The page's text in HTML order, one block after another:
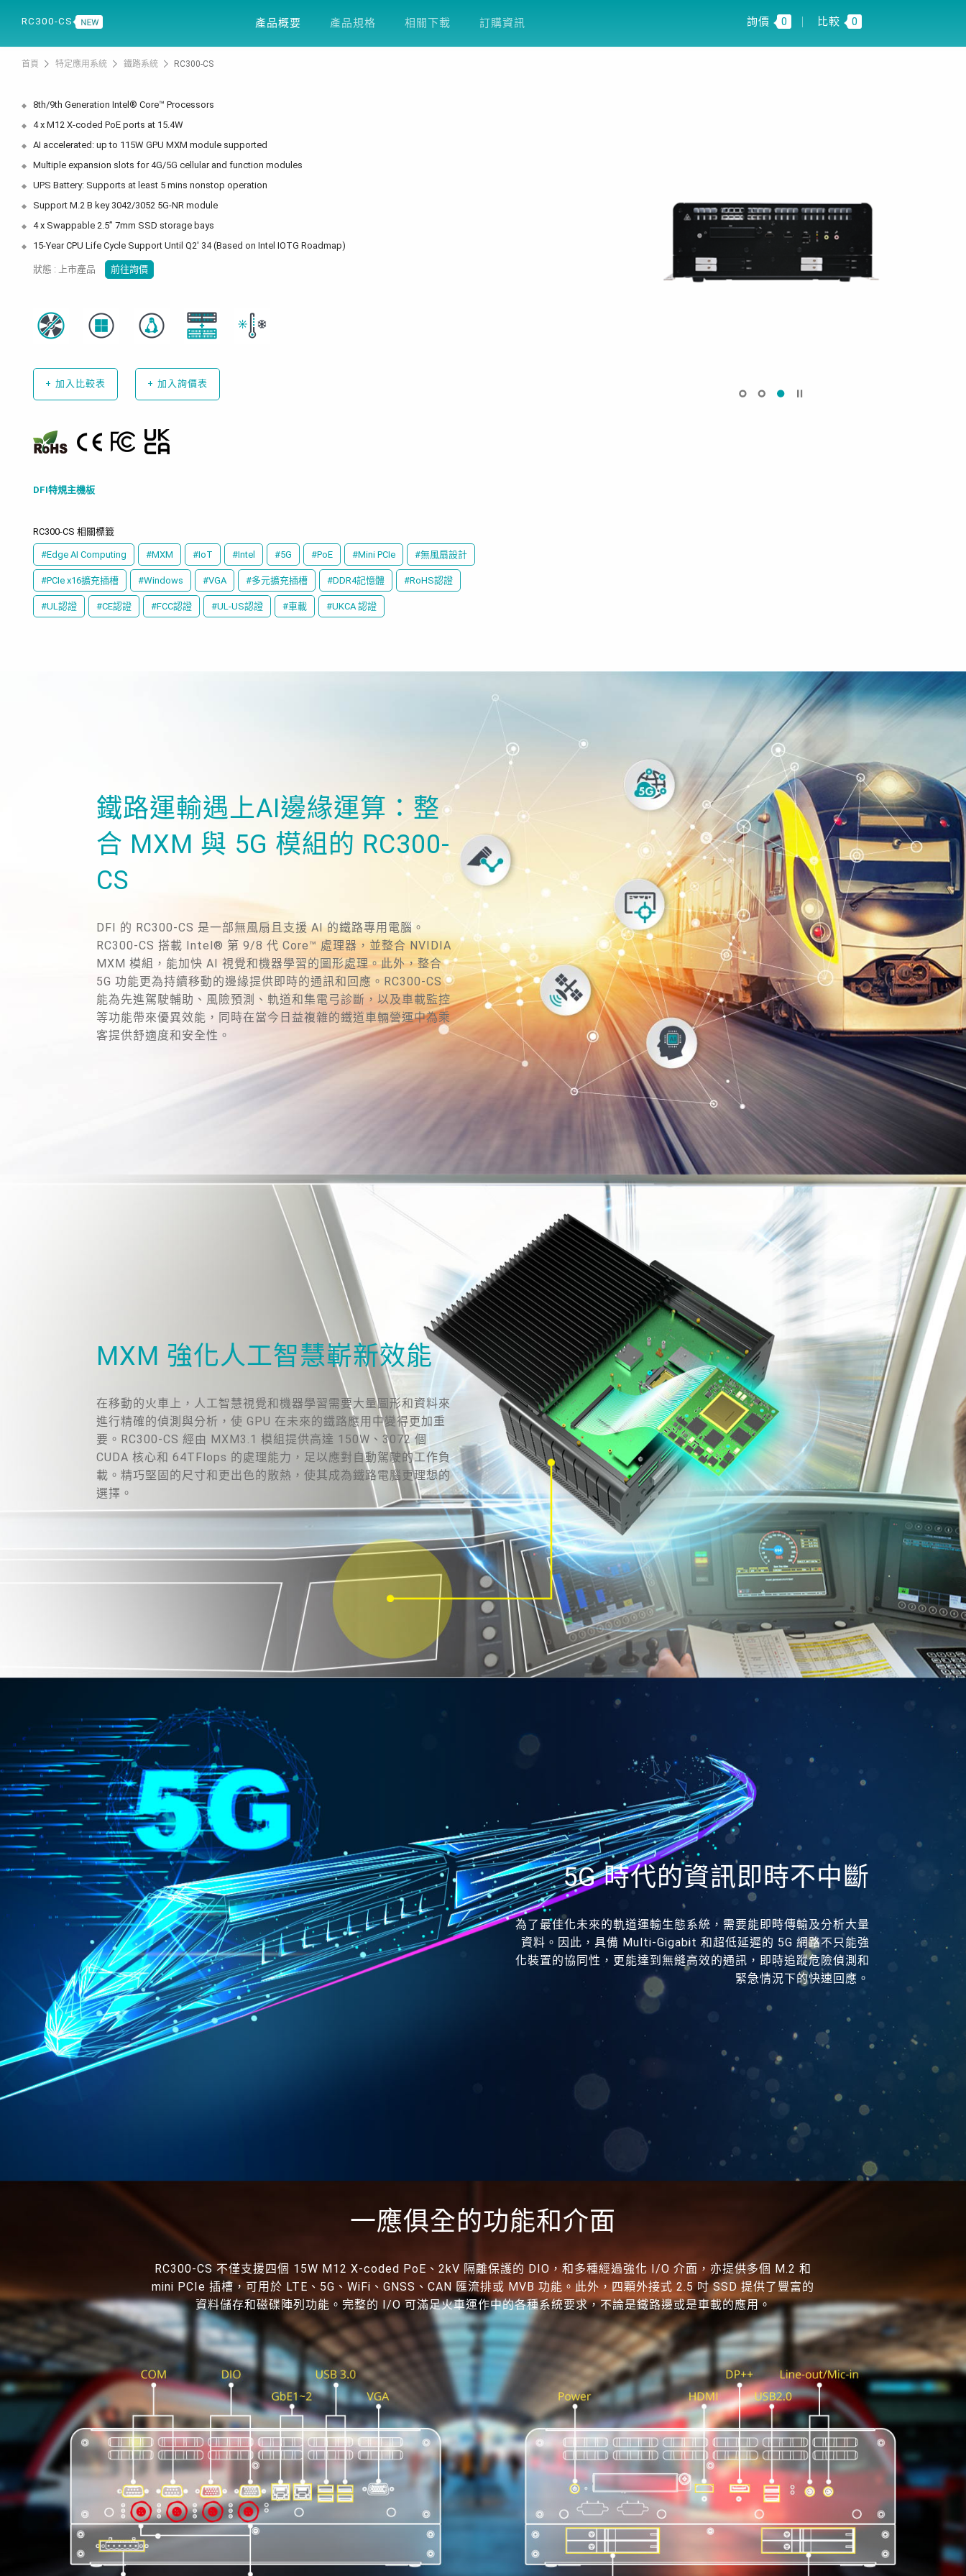
解決方案 產品支援 關於友通
RC300-CS 產品概要 產品規格 相關下載 訂購資訊 詢價 0 比較 0
首頁 特定應用系統 鐵路系統 RC300-CS
8th/9th Generation Intel® Core™ Processors
4 x M12 X-coded PoE ports at 15.4W
AI accelerated: up to 115W GPU MXM module supported
Multiple expansion slots for 4G/5G cellular and function modules
UPS Battery: Supports at least 5 mins nonstop operation
Support M.2 B key 3042/3052 5G-NR module
4 x Swappable 2.5” 7mm SSD storage bays
15-Year CPU Life Cycle Support Until Q2' 34 (Based on Intel IOTG Roadmap)
狀態 : 上市產品 前往詢價
+ 加入比較表 + 加入詢價表
DFI特規主機板
RC300-CS 相關標籤
#Edge AI Computing #MXM #IoT #Intel #5G #PoE #Mini PCIe #無風扇設計
#PCIe x16擴充插槽 #Windows #VGA #多元擴充插槽 #DDR4記憶體 #RoHS認證
#UL認證 #CE認證 #FCC認證 #UL-US認證 #車載 #UKCA 認證
鐵路運輸遇上AI邊緣運算：整
合 MXM 與 5G 模組的 RC300-
CS
DFI 的 RC300-CS 是一部無風扇且支援 AI 的鐵路專用電腦。
RC300-CS 搭載 Intel® 第 9/8 代 Core™ 處理器，並整合 NVIDIA
MXM 模組，能加快 AI 視覺和機器學習的圖形處理。此外，整合
5G 功能更為持續移動的邊緣提供即時的通訊和回應。RC300-CS
能為先進駕駛輔助、風險預測、軌道和集電弓診斷，以及車載監控
等功能帶來優異效能，同時在當今日益複雜的鐵道車輛營運中為乘
客提供舒適度和安全性。
MXM 強化人工智慧嶄新效能
在移動的火車上，人工智慧視覺和機器學習需要大量圖形和資料來
進行精確的偵測與分析，使 GPU 在未來的鐵路應用中變得更加重
要。RC300-CS 經由 MXM3.1 模組提供高達 150W、3072 個
CUDA 核心和 64TFlops 的處理能力，足以應對自動駕駛的工作負
載。精巧堅固的尺寸和更出色的散熱，使其成為鐵路電腦更理想的
選擇。
5G 時代的資訊即時不中斷
為了最佳化未來的軌道運輸生態系統，需要能即時傳輸及分析大量
資料。因此，具備 Multi-Gigabit 和超低延遲的 5G 網路不只能強
化裝置的協同性，更能達到無縫高效的通訊，即時追蹤危險偵測和
緊急情況下的快速回應。
一應俱全的功能和介面
RC300-CS 不僅支援四個 15W M12 X-coded PoE、2kV 隔離保護的 DIO，和多種經過強化 I/O 介面，亦提供多個 M.2 和
mini PCIe 插槽，可用於 LTE、5G、WiFi、GNSS、CAN 匯流排或 MVB 功能。此外，四顆外接式 2.5 吋 SSD 提供了豐富的
資料儲存和磁碟陣列功能。完整的 I/O 可滿足火車運作中的各種系統要求，不論是鐵路邊或是車載的應用。